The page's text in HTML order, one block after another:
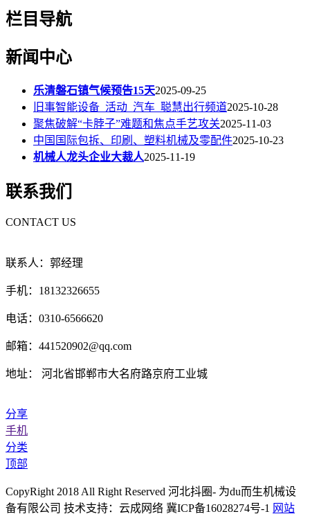
栏目导航
新闻中心
乐清磐石镇气候预告15天2025-09-25
旧事智能设备_活动_汽车_聪慧出行频道2025-10-28
聚焦破解“卡脖子”难题和焦点手艺攻关2025-11-03
中国国际包拆、印刷、塑料机械及零配件2025-10-23
机械人龙头企业大裁人2025-11-19
联系我们
CONTACT US
联系人：郭经理
手机：18132326655
电话：0310-6566620
邮箱：441520902@qq.com
地址： 河北省邯郸市大名府路京府工业城
分享
手机
分类
顶部
CopyRight 2018 All Right Reserved 河北抖圈- 为du而生机械设
备有限公司 技术支持：云成网络 冀ICP备16028274号-1 网站